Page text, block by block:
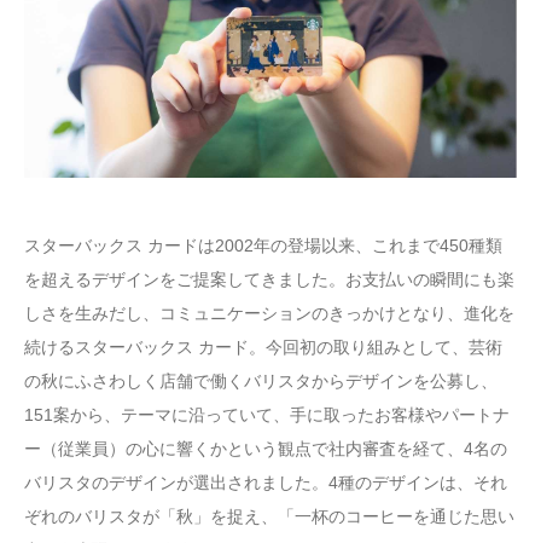
スターバックス カードは2002年の登場以来、これまで450種類
を超えるデザインをご提案してきました。お支払いの瞬間にも楽
しさを生みだし、コミュニケーションのきっかけとなり、進化を
続けるスターバックス カード。今回初の取り組みとして、芸術
の秋にふさわしく店舗で働くバリスタからデザインを公募し、
151案から、テーマに沿っていて、手に取ったお客様やパートナ
ー（従業員）の心に響くかという観点で社内審査を経て、4名の
バリスタのデザインが選出されました。4種のデザインは、それ
ぞれのバリスタが「秋」を捉え、「一杯のコーヒーを通じた思い